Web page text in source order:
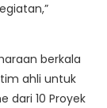
berkala
ahli untuk
dari 10 Proyek